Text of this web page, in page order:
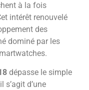
à la fois
intérêt renouvelé
des
dominé par les
dépasse le simple
s’agit d’une